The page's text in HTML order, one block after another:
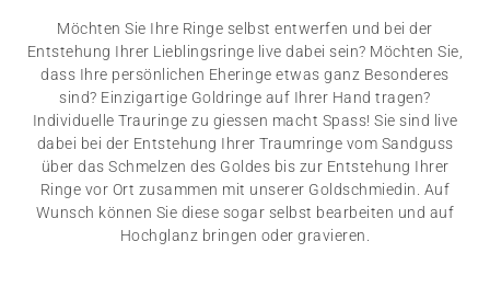
Möchten Sie Ihre Ringe selbst entwerfen und bei der
Entstehung Ihrer Lieblingsringe live dabei sein? Möchten Sie,
dass Ihre persönlichen Eheringe etwas ganz Besonderes
sind? Einzigartige Goldringe auf Ihrer Hand tragen?
Individuelle Trauringe zu giessen macht Spass! Sie sind live
dabei bei der Entstehung Ihrer Traumringe vom Sandguss
über das Schmelzen des Goldes bis zur Entstehung Ihrer
Ringe vor Ort zusammen mit unserer Goldschmiedin. Auf
Wunsch können Sie diese sogar selbst bearbeiten und auf
Hochglanz bringen oder gravieren.